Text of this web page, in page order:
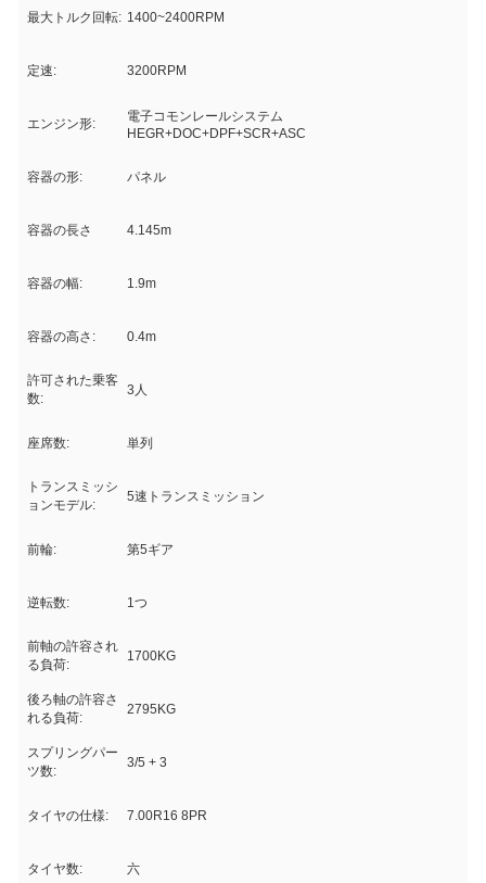
最大トルク回転: 1400~2400RPM
定速: 3200RPM
エンジン形:
電子コモンレールシステム
HEGR+DOC+DPF+SCR+ASC
容器の形: パネル
容器の長さ 4.145m
容器の幅: 1.9m
容器の高さ: 0.4m
許可された乗客
数:
3人
座席数: 単列
トランスミッシ
ョンモデル:
5速トランスミッション
前輪: 第5ギア
逆転数: 1つ
前軸の許容され
る負荷:
1700KG
後ろ軸の許容さ
れる負荷:
2795KG
スプリングパー
ツ数:
3/5 + 3
タイヤの仕様: 7.00R16 8PR
タイヤ数: 六